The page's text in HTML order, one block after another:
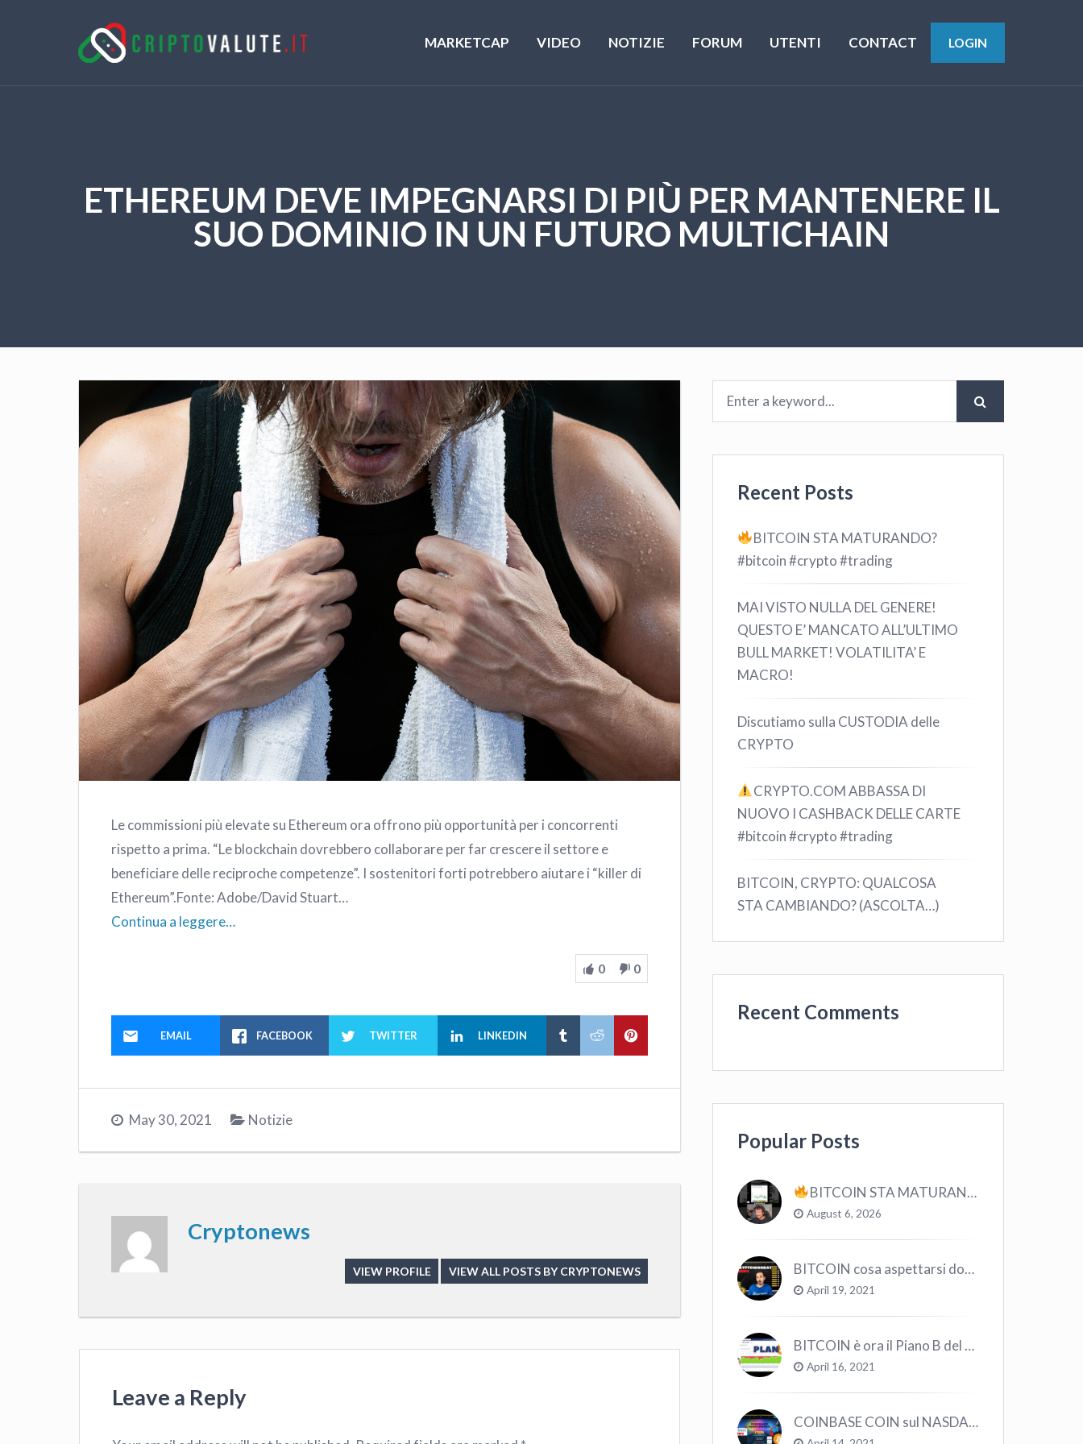
MARKETCAP VIDEO NOTIZIE FORUM UTENTI CONTACT LOGIN
ETHEREUM DEVE IMPEGNARSI DI PIÙ PER MANTENERE IL
SUO DOMINIO IN UN FUTURO MULTICHAIN
Le commissioni più elevate su Ethereum ora offrono più opportunità per i concorrenti
rispetto a prima. “Le blockchain dovrebbero collaborare per far crescere il settore e
beneficiare delle reciproche competenze”. I sostenitori forti potrebbero aiutare i “killer di
Ethereum”.Fonte: Adobe/David Stuart…
Continua a leggere…
0 0
EMAIL FACEBOOK TWITTER LINKEDIN
May 30, 2021 Notizie
Cryptonews
VIEW PROFILE VIEW ALL POSTS BY CRYPTONEWS
Leave a Reply
Recent Posts
BITCOIN STA MATURANDO?
#bitcoin #crypto #trading
MAI VISTO NULLA DEL GENERE!
QUESTO E’ MANCATO ALL’ULTIMO
BULL MARKET! VOLATILITA’ E
MACRO!
Discutiamo sulla CUSTODIA delle
CRYPTO
CRYPTO.COM ABBASSA DI
NUOVO I CASHBACK DELLE CARTE
#bitcoin #crypto #trading
BITCOIN, CRYPTO: QUALCOSA
STA CAMBIANDO? (ASCOLTA…)
Recent Comments
Popular Posts
BITCOIN STA MATURANDO? #bitcoin #crypto #trading
August 6, 2026
BITCOIN cosa aspettarsi dopo il “Crollo”? – CryptoMonday NEWS w16/’21
April 19, 2021
BITCOIN è ora il Piano B del Mondo
April 16, 2021
COINBASE COIN sul NASDAQ e le CRYPTO volano!